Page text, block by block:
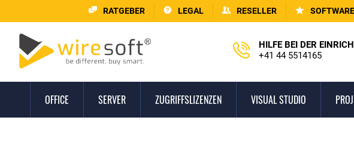
RATGEBER LEGAL RESELLER
HILFE BEI DER
+41 44 5514165
OFFICE SERVER ZUGRIFFSLIZENZEN VISUAL STUDIO